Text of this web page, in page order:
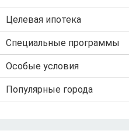
Целевая ипотека
Ипотека на вторичку
Ипотека на строительство дома
IT-ипотека
Специальные программы
Военная ипотека
Дальневосточная ипотека
Особые условия
Ипотека без первого взноса
Популярные города